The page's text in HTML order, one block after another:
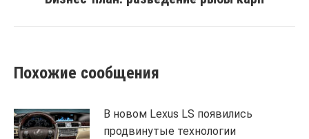
Похожие сообщения
В новом Lexus LS появились
продвинутые технологии